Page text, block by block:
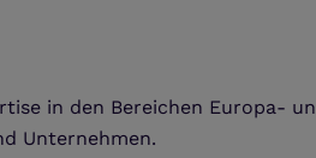
in den Bereichen Europa-
Unternehmen.